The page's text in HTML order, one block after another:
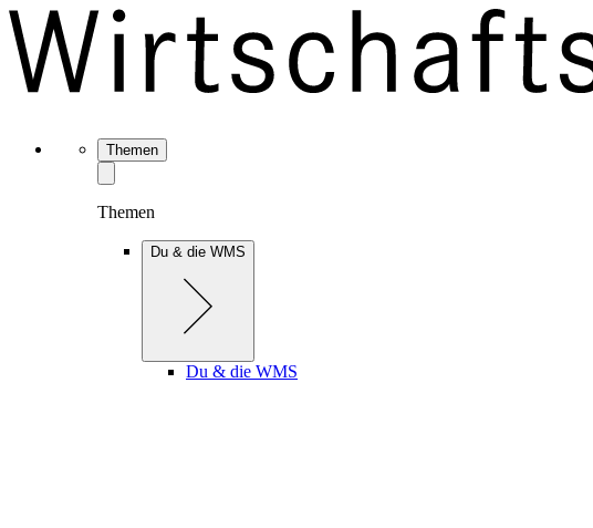
Themen
Themen
Du & die WMS
Du & die WMS